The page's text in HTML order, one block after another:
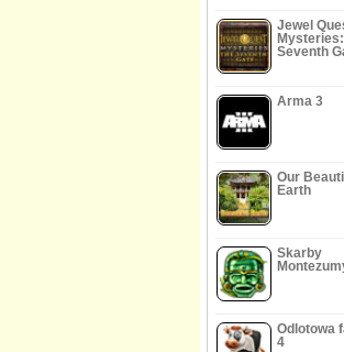
Jewel
Seventh
Arma 3
Our
Earth
Skarby
Odlotowa
4